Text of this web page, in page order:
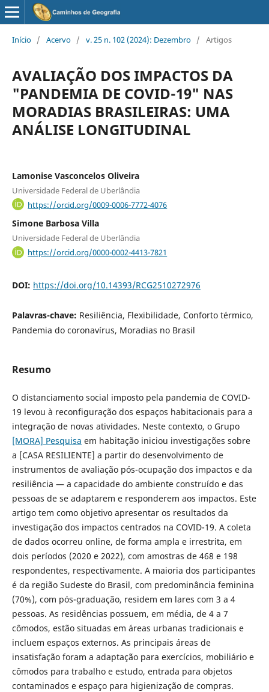
Início / Acervo / v. 25 n. 102 (2024): Dezembro / Artigos
AVALIAÇÃO DOS IMPACTOS DA
"PANDEMIA DE COVID-19" NAS
MORADIAS BRASILEIRAS: UMA
ANÁLISE LONGITUDINAL
Lamonise Vasconcelos Oliveira
Universidade Federal de Uberlândia
https://orcid.org/0009-0006-7772-4076
Simone Barbosa Villa
Universidade Federal de Uberlândia
https://orcid.org/0000-0002-4413-7821
DOI: https://doi.org/10.14393/RCG2510272976
Palavras-chave: Resiliência, Flexibilidade, Conforto térmico,
Pandemia do coronavírus, Moradias no Brasil
Resumo
O distanciamento social imposto pela pandemia de COVID-
19 levou à reconfiguração dos espaços habitacionais para a
integração de novas atividades. Neste contexto, o Grupo
[MORA] Pesquisa em habitação iniciou investigações sobre
a [CASA RESILIENTE] a partir do desenvolvimento de
instrumentos de avaliação pós-ocupação dos impactos e da
resiliência — a capacidade do ambiente construído e das
pessoas de se adaptarem e responderem aos impactos. Este
artigo tem como objetivo apresentar os resultados da
investigação dos impactos centrados na COVID-19. A coleta
de dados ocorreu online, de forma ampla e irrestrita, em
dois períodos (2020 e 2022), com amostras de 468 e 198
respondentes, respectivamente. A maioria dos participantes
é da região Sudeste do Brasil, com predominância feminina
(70%), com pós-graduação, residem em lares com 3 a 4
pessoas. As residências possuem, em média, de 4 a 7
cômodos, estão situadas em áreas urbanas tradicionais e
incluem espaços externos. As principais áreas de
insatisfação foram a adaptação para exercícios, mobiliário e
cômodos para trabalho e estudo, entrada para objetos
contaminados e espaço para higienização de compras.